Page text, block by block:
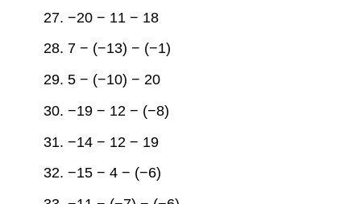
27. −20 − 11 − 18
28. 7 − (−13) − (−1)
29. 5 − (−10) − 20
30. −19 − 12 − (−8)
31. −14 − 12 − 19
32. −15 − 4 − (−6)